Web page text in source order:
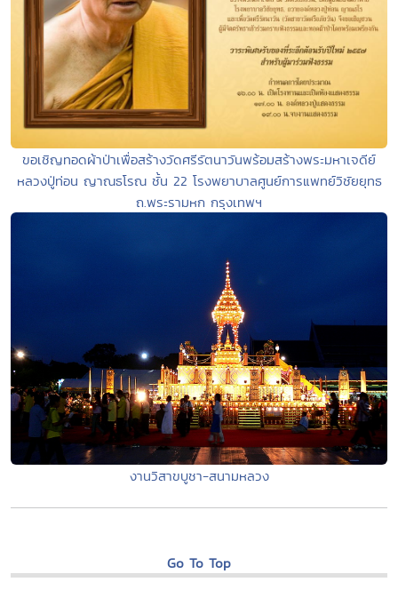
ขอเชิญทอดผ้าป่าเพื่อสร้างวัดศรีรัตนาวันพร้อมสร้างพระมหาเจดีย์
หลวงปู่ท่อน ญาณธโรณ ชั้น 22 โรงพยาบาลศูนย์การแพทย์วิชัยยุทธ
ถ.พระรามหก กรุงเทพฯ
งานวิสาขบูชา-สนามหลวง
Go To Top